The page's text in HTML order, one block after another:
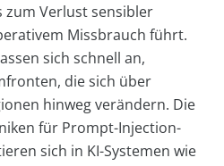
zum Verlust sensibler
Missbrauch führt.
sich schnell an,
die sich über
hinweg verändern. Die
für Prompt-Injection-
sich in KI-Systemen wie